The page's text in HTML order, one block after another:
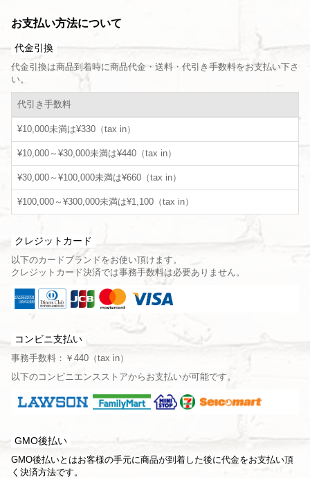
お支払い方法について
代金引換
代金引換は商品到着時に商品代金・送料・代引き手数料をお支払い下さ
い。
代引き手数料
¥10,000未満は¥330（tax in）
¥10,000～¥30,000未満は¥440（tax in）
¥30,000～¥100,000未満は¥660（tax in）
¥100,000～¥300,000未満は¥1,100（tax in）
クレジットカード
以下のカードブランドをお使い頂けます。
クレジットカード決済では事務手数料は必要ありません。
コンビニ支払い
事務手数料：￥440（tax in）
以下のコンビニエンスストアからお支払いが可能です。
GMO後払い
GMO後払いとはお客様の手元に商品が到着した後に代金をお支払い頂
く決済方法です。